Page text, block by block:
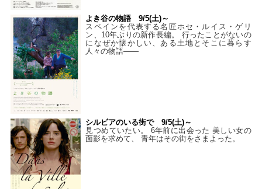
よき谷の物語 9/5(土)～
スペインを代表する名匠ホセ・ルイス・ゲリ
ン、10年ぶりの新作長編。 行ったことがないの
になぜか懐かしい、ある土地とそこに暮らす
人々の物語――
シルビアのいる街で 9/5(土)～
見つめていたい。 6年前に出会った 美しい女の
面影を求めて、 青年はその街をさまよった。